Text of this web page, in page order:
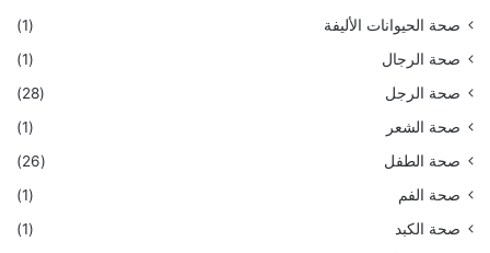
صحة الحيوانات الأليفة
(1)
صحة الرجال
(1)
صحة الرجل
(28)
صحة الشعر
(1)
صحة الطفل
(26)
صحة الفم
(1)
صحة الكبد
(1)